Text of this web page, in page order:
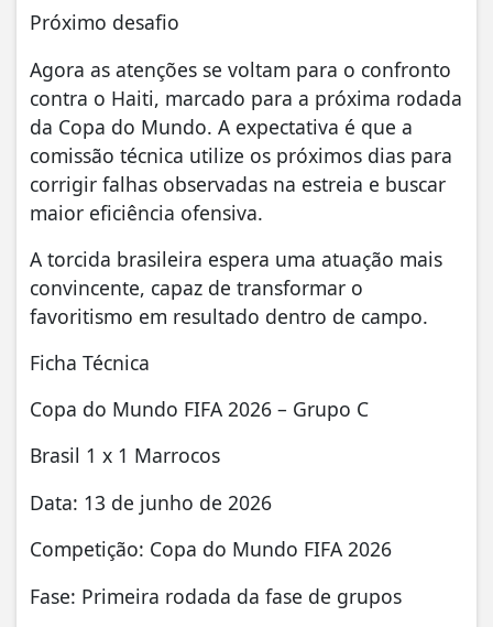
Próximo desafio
Agora as atenções se voltam para o confronto
contra o Haiti, marcado para a próxima rodada
da Copa do Mundo. A expectativa é que a
comissão técnica utilize os próximos dias para
corrigir falhas observadas na estreia e buscar
maior eficiência ofensiva.
A torcida brasileira espera uma atuação mais
convincente, capaz de transformar o
favoritismo em resultado dentro de campo.
Ficha Técnica
Copa do Mundo FIFA 2026 – Grupo C
Brasil 1 x 1 Marrocos
Data: 13 de junho de 2026
Competição: Copa do Mundo FIFA 2026
Fase: Primeira rodada da fase de grupos